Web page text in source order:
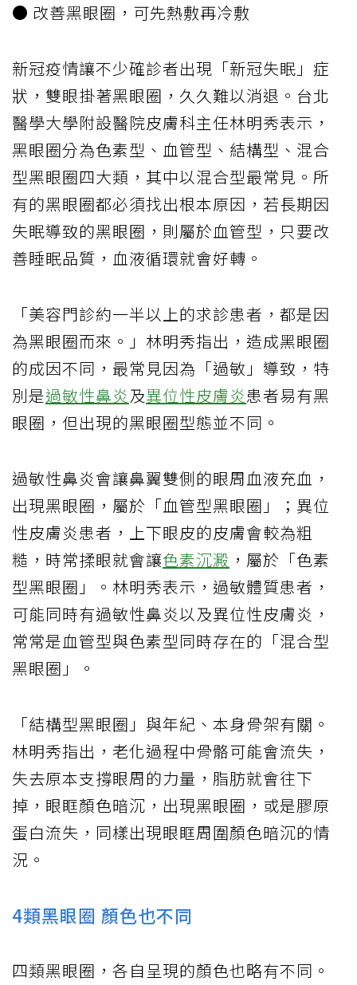
● 改善黑眼圈，可先熱敷再冷敷
新冠疫情讓不少確診者出現「新冠失眠」症
狀，雙眼掛著黑眼圈，久久難以消退。台北
醫學大學附設醫院皮膚科主任林明秀表示，
黑眼圈分為色素型、血管型、結構型、混合
型黑眼圈四大類，其中以混合型最常見。所
有的黑眼圈都必須找出根本原因，若長期因
失眠導致的黑眼圈，則屬於血管型，只要改
善睡眠品質，血液循環就會好轉。
「美容門診約一半以上的求診患者，都是因
為黑眼圈而來。」林明秀指出，造成黑眼圈
的成因不同，最常見因為「過敏」導致，特
別是過敏性鼻炎及異位性皮膚炎患者易有黑
眼圈，但出現的黑眼圈型態並不同。
過敏性鼻炎會讓鼻翼雙側的眼周血液充血，
出現黑眼圈，屬於「血管型黑眼圈」；異位
性皮膚炎患者，上下眼皮的皮膚會較為粗
糙，時常揉眼就會讓色素沉澱 ，屬於「色素
型黑眼圈」。林明秀表示，過敏體質患者，
可能同時有過敏性鼻炎以及異位性皮膚炎，
常常是血管型與色素型同時存在的「混合型
黑眼圈」。
「結構型黑眼圈」與年紀、本身骨架有關。
林明秀指出，老化過程中骨骼可能會流失，
失去原本支撐眼周的力量，脂肪就會往下
掉，眼眶顏色暗沉，出現黑眼圈，或是膠原
蛋白流失，同樣出現眼眶周圍顏色暗沉的情
況。
4類黑眼圈 顏色也不同
四類黑眼圈，各自呈現的顏色也略有不同。